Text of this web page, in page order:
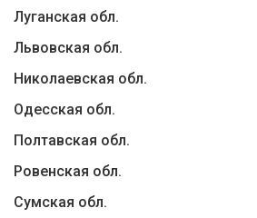
Луганская обл.
Львовская обл.
Николаевская обл.
Одесская обл.
Полтавская обл.
Ровенская обл.
Сумская обл.